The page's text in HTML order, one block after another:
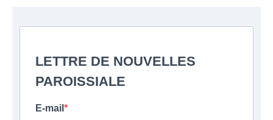
LETTRE DE NOUVELLES
PAROISSIALE
E-mail